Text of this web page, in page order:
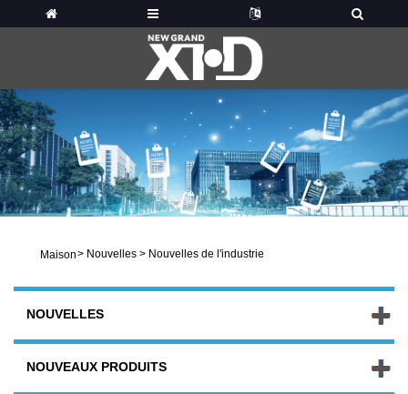
Maison> Nouvelles > Nouvelles de l'industrie
NOUVELLES
NOUVEAUX PRODUITS